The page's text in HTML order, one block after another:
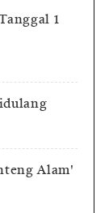
1
Alam'